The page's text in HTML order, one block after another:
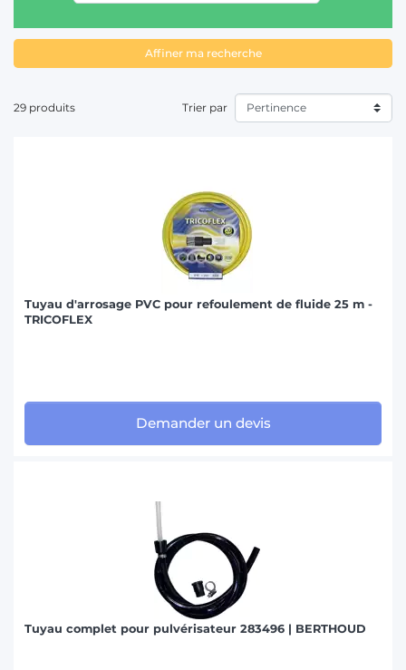
Affiner ma recherche
29 produits Trier par
Tuyau d'arrosage PVC pour refoulement de fluide 25 m -
TRICOFLEX
Demander un devis
Tuyau complet pour pulvérisateur 283496 | BERTHOUD